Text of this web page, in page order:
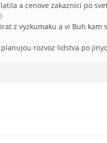
a cenove zakaznici po
z vyzkumaku a vi Buh
planujou rozvoz lidstva po